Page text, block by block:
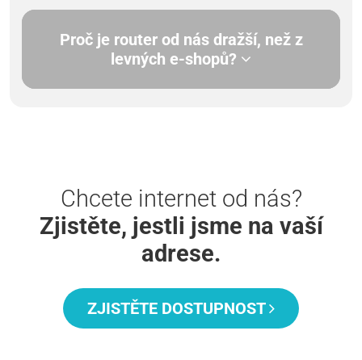
Proč je router od nás dražší, než z
levných e-shopů?
Chcete internet od nás?
Zjistěte, jestli jsme na vaší
adrese.
ZJISTĚTE DOSTUPNOST